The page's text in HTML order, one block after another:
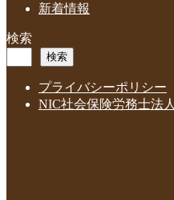
新着情報
検索
検索
プライバシーポリシー
NIC社会保険労務士法人